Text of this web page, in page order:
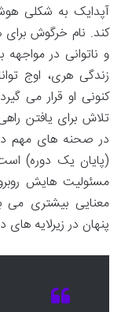
آپدایک به شکلی
کند. نام خرگوش
و ناتوانی در
زندگی هری، اوج
کنونی او قرار می
تلاش برای یافتن
در صحنه های مهم
(پایان یک دوره)
مسئولیت هایش
معنایی بیشتری می
پنهان در زیرلایه